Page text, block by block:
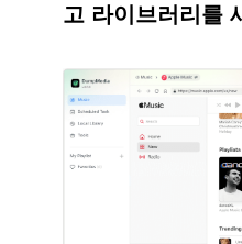
고 라이브러리를